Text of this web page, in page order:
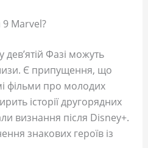
Marvel?
дев’ятій Фазі можуть
Є припущення, що
фільми про молодих
історії другорядних
визнання після Disney+.
знакових героїв із